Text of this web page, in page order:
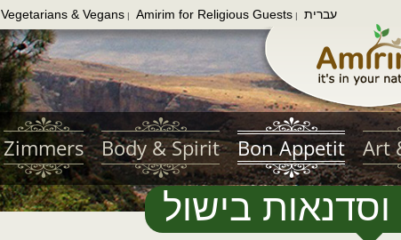
Vegetarians & Vegans | Amirim for Religious Guests | עברית
Zimmers Body & Spirit Bon Appetit Art
בישול